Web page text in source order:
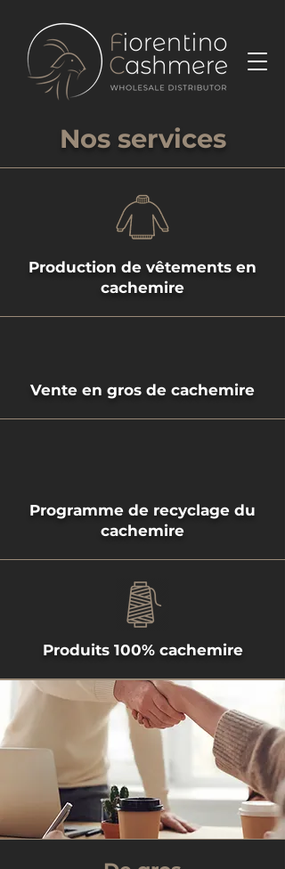
Nos services
Production de vêtements en
cachemire
Vente en gros de cachemire
Programme de recyclage du
cachemire
Produits 100% cachemire